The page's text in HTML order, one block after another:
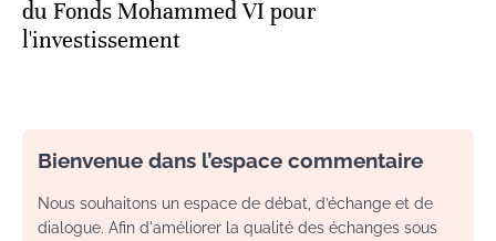
du Fonds Mohammed VI pour
l'investissement
Bienvenue dans l’espace commentaire
Nous souhaitons un espace de débat, d’échange et de
dialogue. Afin d'améliorer la qualité des échanges sous